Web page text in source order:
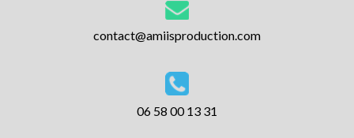
contact@amiisproduction.com
06 58 00 13 31